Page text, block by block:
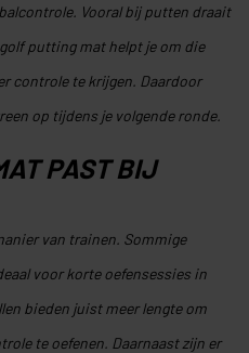
Vooral bij putten draait
putting mat helpt je om die
controle te krijgen. Daardoor
op tijdens je volgende ronde.
PAST BIJ
van trainen. Sommige
voor korte oefensessies in
bieden juist meer lengte om
te oefenen. Daarnaast zijn er